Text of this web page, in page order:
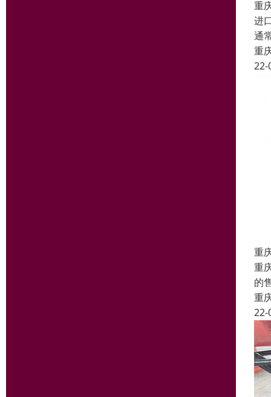
重
进
通
重
22-
重
重
的
重
22-